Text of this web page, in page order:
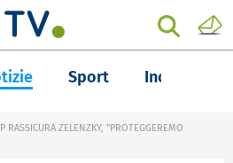
Sport Inchieste
RASSICURA ZELENZKY, "PROTEGGEREMO